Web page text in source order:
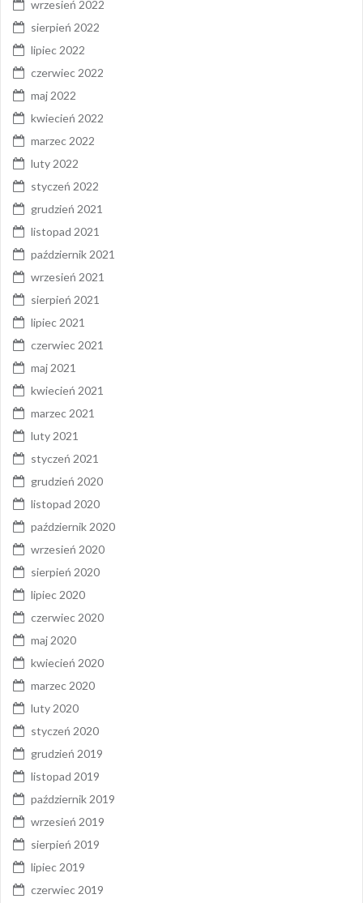
wrzesień 2022
sierpień 2022
lipiec 2022
czerwiec 2022
maj 2022
kwiecień 2022
marzec 2022
luty 2022
styczeń 2022
grudzień 2021
listopad 2021
październik 2021
wrzesień 2021
sierpień 2021
lipiec 2021
czerwiec 2021
maj 2021
kwiecień 2021
marzec 2021
luty 2021
styczeń 2021
grudzień 2020
listopad 2020
październik 2020
wrzesień 2020
sierpień 2020
lipiec 2020
czerwiec 2020
maj 2020
kwiecień 2020
marzec 2020
luty 2020
styczeń 2020
grudzień 2019
listopad 2019
październik 2019
wrzesień 2019
sierpień 2019
lipiec 2019
czerwiec 2019